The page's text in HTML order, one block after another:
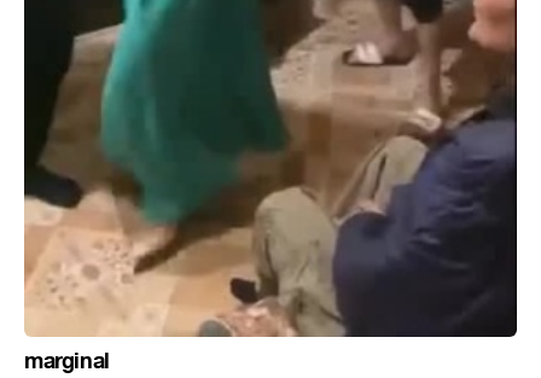
marginal